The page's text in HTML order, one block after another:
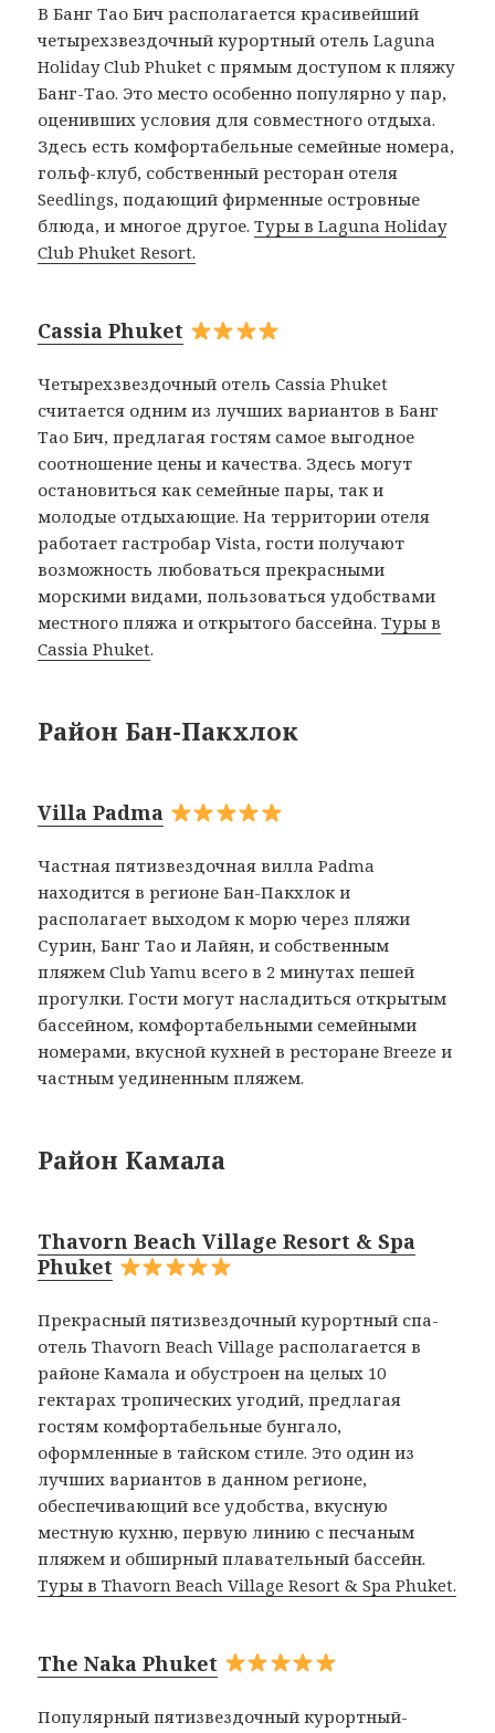
В Банг Тао Бич располагается красивейший
четырехзвездочный курортный отель Laguna
Holiday Club Phuket с прямым доступом к пляжу
Банг-Тао. Это место особенно популярно у пар,
оценивших условия для совместного отдыха.
Здесь есть комфортабельные семейные номера,
гольф-клуб, собственный ресторан отеля
Seedlings, подающий фирменные островные
блюда, и многое другое.Туры в Laguna Holiday
Club Phuket Resort.
Cassia Phuket
Четырехзвездочный отель Cassia Phuket
считается одним из лучших вариантов в Банг
Тао Бич, предлагая гостям самое выгодное
соотношение цены и качества. Здесь могут
остановиться как семейные пары, так и
молодые отдыхающие. На территории отеля
работает гастробар Vista, гости получают
возможность любоваться прекрасными
морскими видами, пользоваться удобствами
местного пляжа и открытого бассейна.Туры в
Cassia Phuket.
Район Бан-Пакхлок
Villa Padma
Частная пятизвездочная вилла Padma
находится в регионе Бан-Пакхлок и
располагает выходом к морю через пляжи
Сурин, Банг Тао и Лайян, и собственным
пляжем Club Yamu всего в 2 минутах пешей
прогулки. Гости могут насладиться открытым
бассейном, комфортабельными семейными
номерами, вкусной кухней в ресторане Breeze и
частным уединенным пляжем.
Район Камала
Thavorn Beach Village Resort & Spa
Phuket
Прекрасный пятизвездочный курортный спа-
отель Thavorn Beach Village располагается в
районе Камала и обустроен на целых 10
гектарах тропических угодий, предлагая
гостям комфортабельные бунгало,
оформленные в тайском стиле. Это один из
лучших вариантов в данном регионе,
обеспечивающий все удобства, вкусную
местную кухню, первую линию с песчаным
пляжем и обширный плавательный бассейн.
Туры в Thavorn Beach Village Resort & Spa Phuket.
The Naka Phuket
Популярный пятизвездочный курортный-